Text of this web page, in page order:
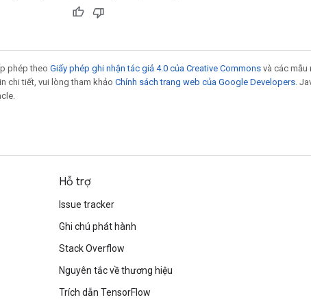
phép theo Giấy phép ghi nhận tác giả 4.0 của Creative Commons và các mẫu
chi tiết, vui lòng tham khảo Chính sách trang web của Google Developers .
Hỗ trợ
Issue tracker
Ghi chú phát hành
Stack Overflow
Nguyên tắc về thương hiệu
Trích dẫn TensorFlow